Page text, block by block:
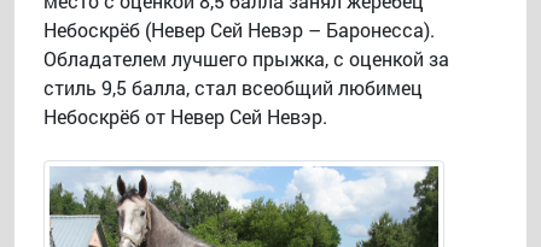
Небоскрёб (Невер Сей Невэр – Баронесса).
Обладателем лучшего прыжка, с оценкой за
стиль 9,5 балла, стал всеобщий любимец
Небоскрёб от Невер Сей Невэр.